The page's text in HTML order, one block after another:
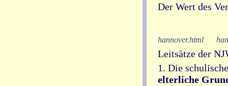
Der Wert des
hannover.html
Leitsätze der
1. Die
elterliche